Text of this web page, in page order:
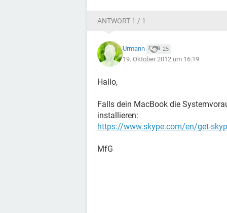
ANTWORT 1 / 1
Urmann 25
19. Oktober 2012 um 16:19
Hallo,
Falls dein MacBook die
installieren:
https://www.skype.com/en/get-
MfG